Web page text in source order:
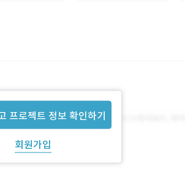
프로젝트 정보 확인하기
회원가입